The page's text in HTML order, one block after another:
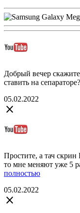
Добрый вечер
ставить на
05.02.2022
close
Простите, а тач скрин
то мне меняют уже 5
полностью
05.02.2022
close